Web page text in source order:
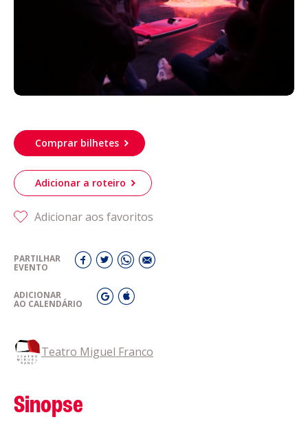
Comprar bilhetes
Adicionar a roteiro
Adicionar aos favoritos
PARTILHAR
EVENTO
ADICIONAR
AO CALENDÁRIO
Teatro Miguel Franco
Sinopse